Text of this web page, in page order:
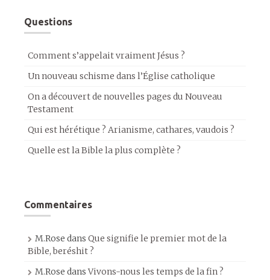
Questions
Comment s’appelait vraiment Jésus ?
Un nouveau schisme dans l’Église catholique
On a découvert de nouvelles pages du Nouveau
Testament
Qui est hérétique ? Arianisme, cathares, vaudois ?
Quelle est la Bible la plus complète ?
Commentaires
M.Rose dans Que signifie le premier mot de la
Bible, beréshit ?
M.Rose dansVivons-nous les temps de la fin ?